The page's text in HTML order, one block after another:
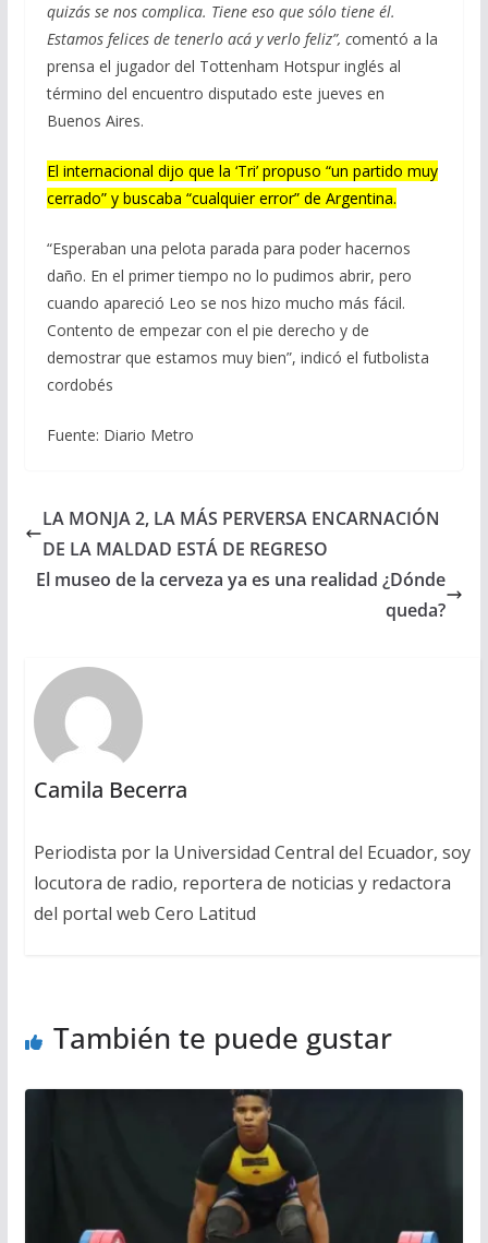
quizás se nos complica. Tiene eso que sólo tiene él.
Estamos felices de tenerlo acá y verlo feliz”, comentó a la
prensa el jugador del Tottenham Hotspur inglés al
término del encuentro disputado este jueves en
Buenos Aires.
El internacional dijo que la ‘Tri’ propuso “un partido muy
cerrado” y buscaba “cualquier error” de Argentina.
“Esperaban una pelota parada para poder hacernos
daño. En el primer tiempo no lo pudimos abrir, pero
cuando apareció Leo se nos hizo mucho más fácil.
Contento de empezar con el pie derecho y de
demostrar que estamos muy bien”, indicó el futbolista
cordobés
Fuente: Diario Metro
LA MONJA 2, LA MÁS PERVERSA ENCARNACIÓN
DE LA MALDAD ESTÁ DE REGRESO
El museo de la cerveza ya es una realidad ¿Dónde
queda?
Camila Becerra
Periodista por la Universidad Central del Ecuador, soy
locutora de radio, reportera de noticias y redactora
del portal web Cero Latitud
También te puede gustar